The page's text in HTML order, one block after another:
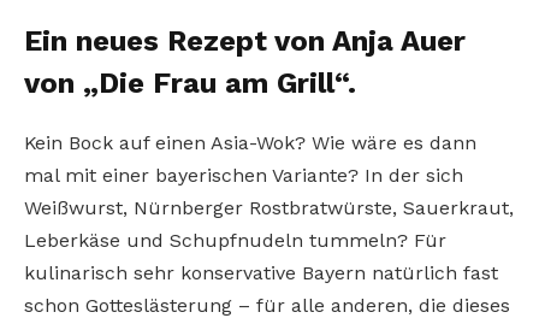
Ein neues Rezept von Anja Auer
von „Die Frau am Grill“.
Kein Bock auf einen Asia-Wok? Wie wäre es dann
mal mit einer bayerischen Variante? In der sich
Weißwurst, Nürnberger Rostbratwürste, Sauerkraut,
Leberkäse und Schupfnudeln tummeln? Für
kulinarisch sehr konservative Bayern natürlich fast
schon Gotteslästerung – für alle anderen, die dieses